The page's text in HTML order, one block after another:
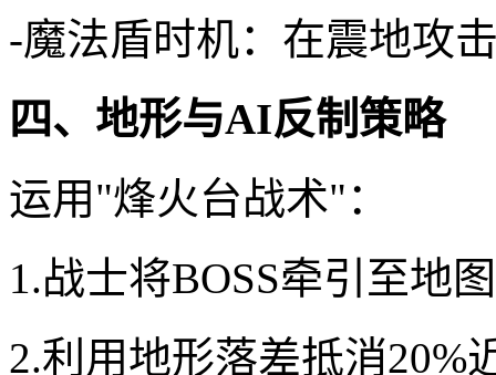
-魔法盾时机：在震地攻
四、地形与AI反制策略
运用"烽火台战术"：
1.战士将BOSS牵引至地
2.利用地形落差抵消20%